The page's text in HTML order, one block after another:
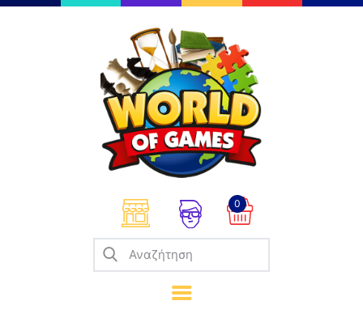
0
Επιτραπέζια
Παζλ
Παιχνίδια Καρτών
Σπαζοκεφαλιές
Κατασκευές
Καλλιτεχνικά
Μοντελισμός
Βιβλία
Παιχνίδια Ρόλων